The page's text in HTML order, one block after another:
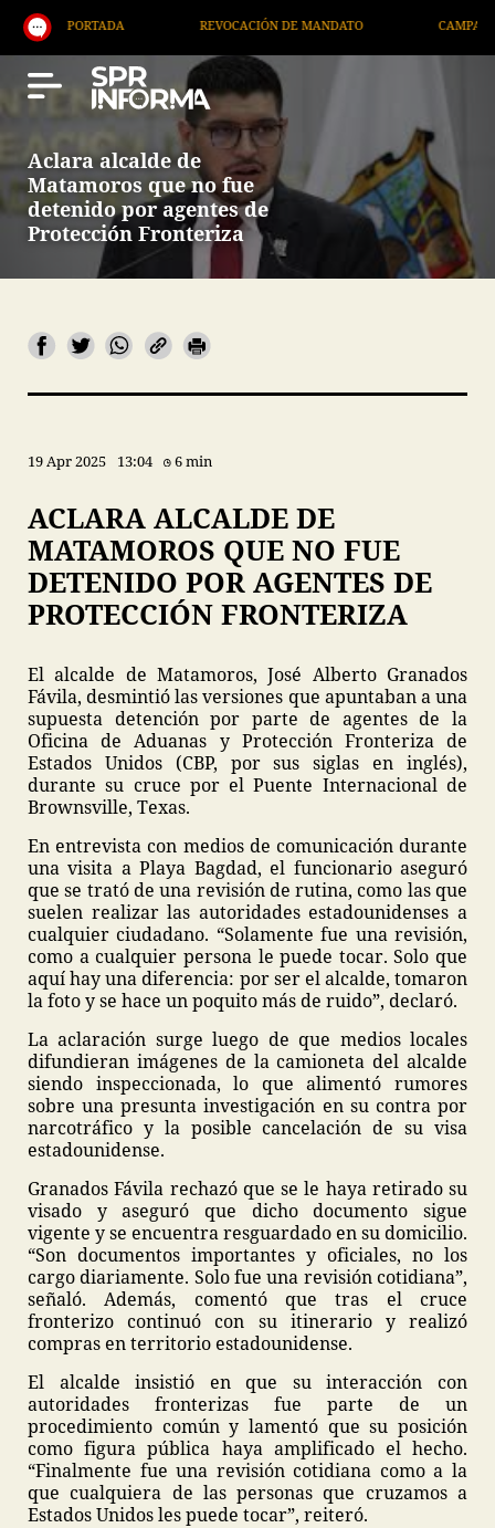
PORTADA REVOCACIÓN DE MANDATO CAMPAÑA
Aclara alcalde de
Matamoros que no fue
detenido por agentes de
Protección Fronteriza
19 Apr 2025 13:04 6 min
ACLARA ALCALDE DE
MATAMOROS QUE NO FUE
DETENIDO POR AGENTES DE
PROTECCIÓN FRONTERIZA
El alcalde de Matamoros, José Alberto Granados
Fávila, desmintió las versiones que apuntaban a una
supuesta detención por parte de agentes de la
Oficina de Aduanas y Protección Fronteriza de
Estados Unidos (CBP, por sus siglas en inglés),
durante su cruce por el Puente Internacional de
Brownsville, Texas.
En entrevista con medios de comunicación durante
una visita a Playa Bagdad, el funcionario aseguró
que se trató de una revisión de rutina, como las que
suelen realizar las autoridades estadounidenses a
cualquier ciudadano. “Solamente fue una revisión,
como a cualquier persona le puede tocar. Solo que
aquí hay una diferencia: por ser el alcalde, tomaron
la foto y se hace un poquito más de ruido”, declaró.
La aclaración surge luego de que medios locales
difundieran imágenes de la camioneta del alcalde
siendo inspeccionada, lo que alimentó rumores
sobre una presunta investigación en su contra por
narcotráfico y la posible cancelación de su visa
estadounidense.
Granados Fávila rechazó que se le haya retirado su
visado y aseguró que dicho documento sigue
vigente y se encuentra resguardado en su domicilio.
“Son documentos importantes y oficiales, no los
cargo diariamente. Solo fue una revisión cotidiana”,
señaló. Además, comentó que tras el cruce
fronterizo continuó con su itinerario y realizó
compras en territorio estadounidense.
El alcalde insistió en que su interacción con
autoridades fronterizas fue parte de un
procedimiento común y lamentó que su posición
como figura pública haya amplificado el hecho.
“Finalmente fue una revisión cotidiana como a la
que cualquiera de las personas que cruzamos a
Estados Unidos les puede tocar”, reiteró.